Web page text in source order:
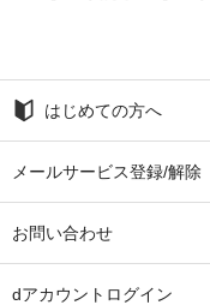
はじめての方へ
メールサービス登録/解除
お問い合わせ
dアカウントログイン